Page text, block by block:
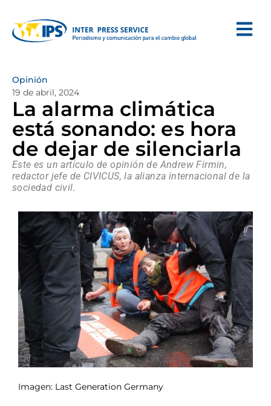
Opinión
19 de abril, 2024
La alarma climática
está sonando: es hora
de dejar de silenciarla
Este es un artículo de opinión de Andrew Firmin,
redactor jefe de CIVICUS, la alianza internacional de la
sociedad civil.
Imagen: Last Generation Germany